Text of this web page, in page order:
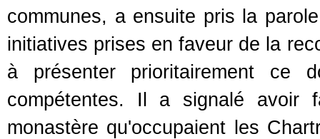
communes, a ensuite pris la
initiatives prises en faveur de la
à présenter prioritairement ce
compétentes. Il a signalé avoir
monastère qu'occupaient les